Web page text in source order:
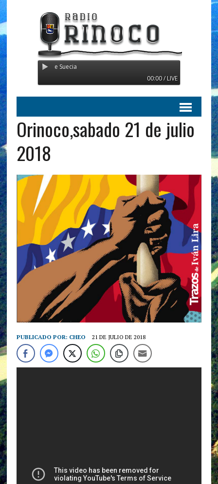
desde Suecia
00:00 / LIVE
Orinoco,sabado 21 de julio
2018
PUBLICADO POR: CHEO 21 DE JULIO DE 2018